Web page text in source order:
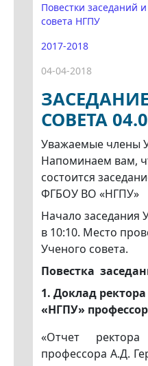
Повестки заседаний
совета НГПУ
2017-2018
04-04-2018
СОВЕТА
Уважаемые члены
Напоминаем вам,
состоится
ФГБОУ ВО «НГПУ»
Начало заседания
в 10:10. Место
Ученого совета.
Повестка
1. Доклад
«НГПУ»
«Отчет
профессора А.Д.